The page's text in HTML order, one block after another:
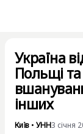
Україна
Польщі
інших
Київ • УНН3 січня